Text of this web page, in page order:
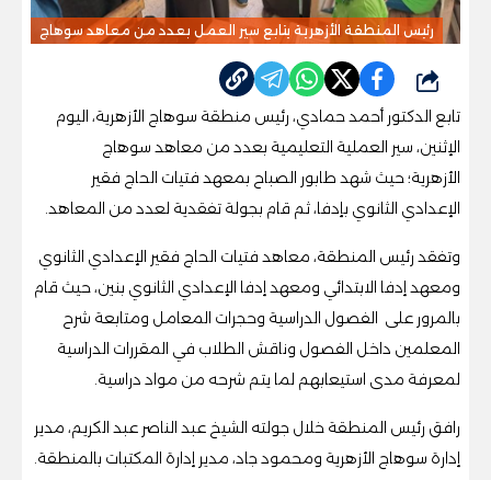
رئيس المنطقة الأزهرية يتابع سير العمل بعدد من معاهد سوهاج
شارك
تابع الدكتور أحمد حمادي، رئيس منطقة سوهاج الأزهرية، اليوم
الإثنين، سير العملية التعليمية بعدد من معاهد سوهاج
الأزهرية؛ حيث شهد طابور الصباح بمعهد فتيات الحاج فقير
الإعدادي الثانوي بإدفا، ثم قام بجولة تفقدية لعدد من المعاهد.
وتفقد رئيس المنطقة، معاهد فتيات الحاج فقير الإعدادي الثانوي
ومعهد إدفا الابتدائي ومعهد إدفا الإعدادي الثانوي بنين، حيث قام
بالمرور على الفصول الدراسية وحجرات المعامل ومتابعة شرح
المعلمين داخل الفصول وناقش الطلاب في المقررات الدراسية
لمعرفة مدى استيعابهم لما يتم شرحه من مواد دراسية.
رافق رئيس المنطقة خلال جولته الشيخ عبد الناصر عبد الكريم، مدير
إدارة سوهاج الأزهرية ومحمود جاد، مدير إدارة المكتبات بالمنطقة.